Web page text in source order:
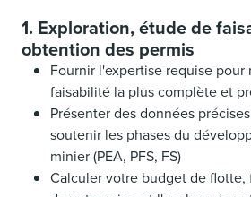
1. Exploration, étude de
obtention des permis
Fournir l'expertise requise
faisabilité la plus complète et
Présenter des données
soutenir les phases du
minier (PEA, PFS, FS)
Calculer votre budget de flotte,